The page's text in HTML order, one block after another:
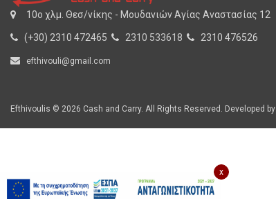
10o χλμ. Θεσ/νίκης - Μουδανιών Αγίας Αναστασίας 12
(+30) 2310 472465 2310 533618 2310 476526
efthivouli@gmail.com
Efthivoulis © 2026 Cash and Carry. All Rights Reserved. Developed by
x